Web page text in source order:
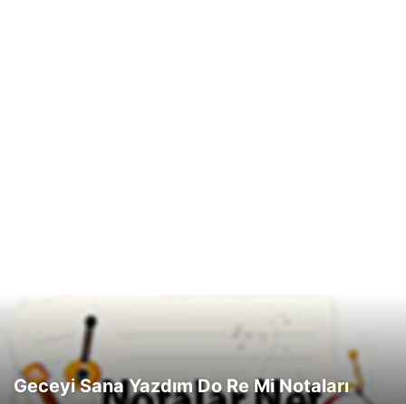
Geceyi Sana Yazdım Do Re Mi Notaları